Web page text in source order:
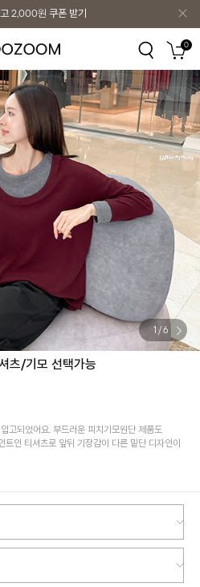
2,000원 쿠폰 받기
0
/6
츠/기모 선택가능
고되었어요. 부드러운 피치기모원단 제품도
인 티셔츠로 앞뒤 기장감이 다른 밑단 디자인이